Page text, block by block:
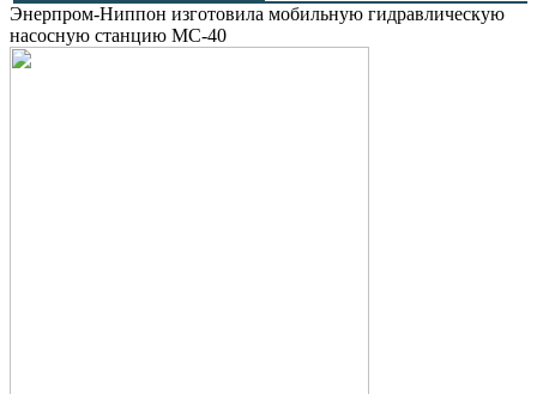
Энерпром-Ниппон изготовила мобильную гидравлическую
насосную станцию МС-40